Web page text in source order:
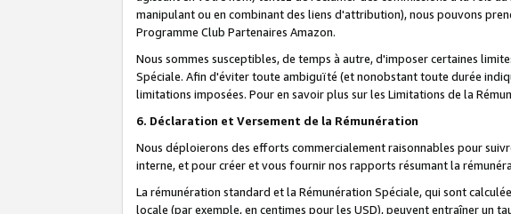
manipulant ou en combinant des liens d'attribution), nous pouvons
Programme Club Partenaires Amazon.
Nous sommes susceptibles, de temps à autre, d'imposer certaines
Spéciale. Afin d'éviter toute ambiguïté (et nonobstant toute durée
limitations imposées. Pour en savoir plus sur les Limitations de la
6. Déclaration et Versement de la Rémunération
Nous déploierons des efforts commercialement raisonnables pour
interne, et pour créer et vous fournir nos rapports résumant la
La rémunération standard et la Rémunération Spéciale, qui sont
locale (par exemple, en centimes pour les USD), peuvent entraîner